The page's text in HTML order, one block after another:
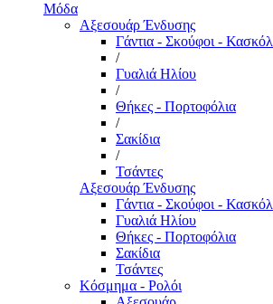
Μόδα
Αξεσουάρ Ένδυσης
Γάντια - Σκούφοι - Κασκόλ
/
Γυαλιά Ηλίου
/
Θήκες - Πορτοφόλια
/
Σακίδια
/
Τσάντες
Αξεσουάρ Ένδυσης
Γάντια - Σκούφοι - Κασκόλ
Γυαλιά Ηλίου
Θήκες - Πορτοφόλια
Σακίδια
Τσάντες
Κόσμημα - Ρολόι